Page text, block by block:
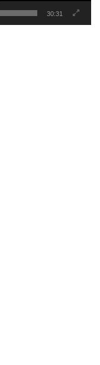
30:31